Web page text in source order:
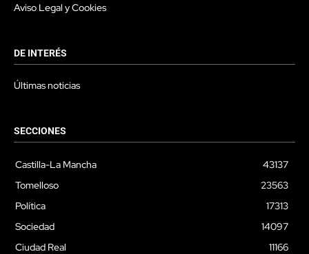
Aviso Legal y Cookies
DE INTERÉS
Últimas noticias
SECCIONES
Castilla-La Mancha
43137
Tomelloso
23563
Política
17313
Sociedad
14097
Ciudad Real
11166